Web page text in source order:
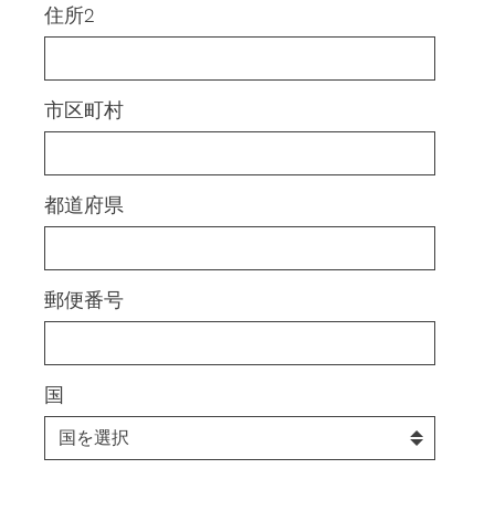
住所2
市区町村
都道府県
郵便番号
国